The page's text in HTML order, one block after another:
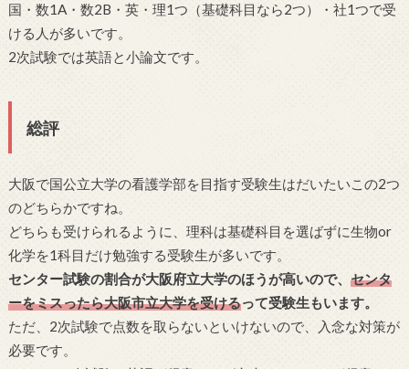
国・数1A・数2B・英・理1つ（基礎科目なら2つ）・社1つで受
ける人が多いです。
2次試験では英語と小論文です。
総評
大阪で国公立大学の看護学部を目指す受験生はだいたいこの2つ
のどちらかですね。
どちらも受けられるように、理科は基礎科目を選ばずに生物or
化学を1科目だけ勉強する受験生が多いです。
センター試験の割合が大阪府立大学のほうが高いので、 センタ
ーをミスったら大阪市立大学を受けるって受験生もいます。
ただ、2次試験で点数を取らないといけないので、入念な対策が
必要です。